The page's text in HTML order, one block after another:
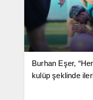
Burhan Eşer,
kulüp şeklinde